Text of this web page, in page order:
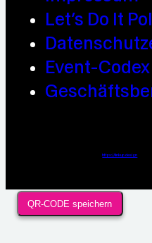
Let’s Do It
Event-Codex
https://linkup.design
QR-CODE speichern